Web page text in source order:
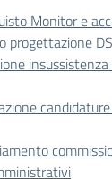
Monitor e
progettazione